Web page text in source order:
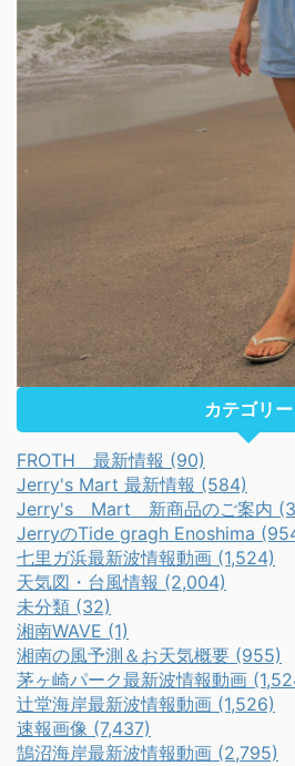
カテゴリー
FROTH 最新情報 (90)
Jerry's Mart 最新情報 (584)
Jerry's Mart 新商品のご案内
JerryのTide gragh Enoshima
七里ガ浜最新波情報動画 (1,524)
天気図・台風情報 (2,004)
未分類 (32)
湘南WAVE (1)
湘南の風予測＆お天気概要 (955)
茅ヶ崎パーク最新波情報動画
辻堂海岸最新波情報動画 (1,526)
速報画像 (7,437)
鵠沼海岸最新波情報動画 (2,795)